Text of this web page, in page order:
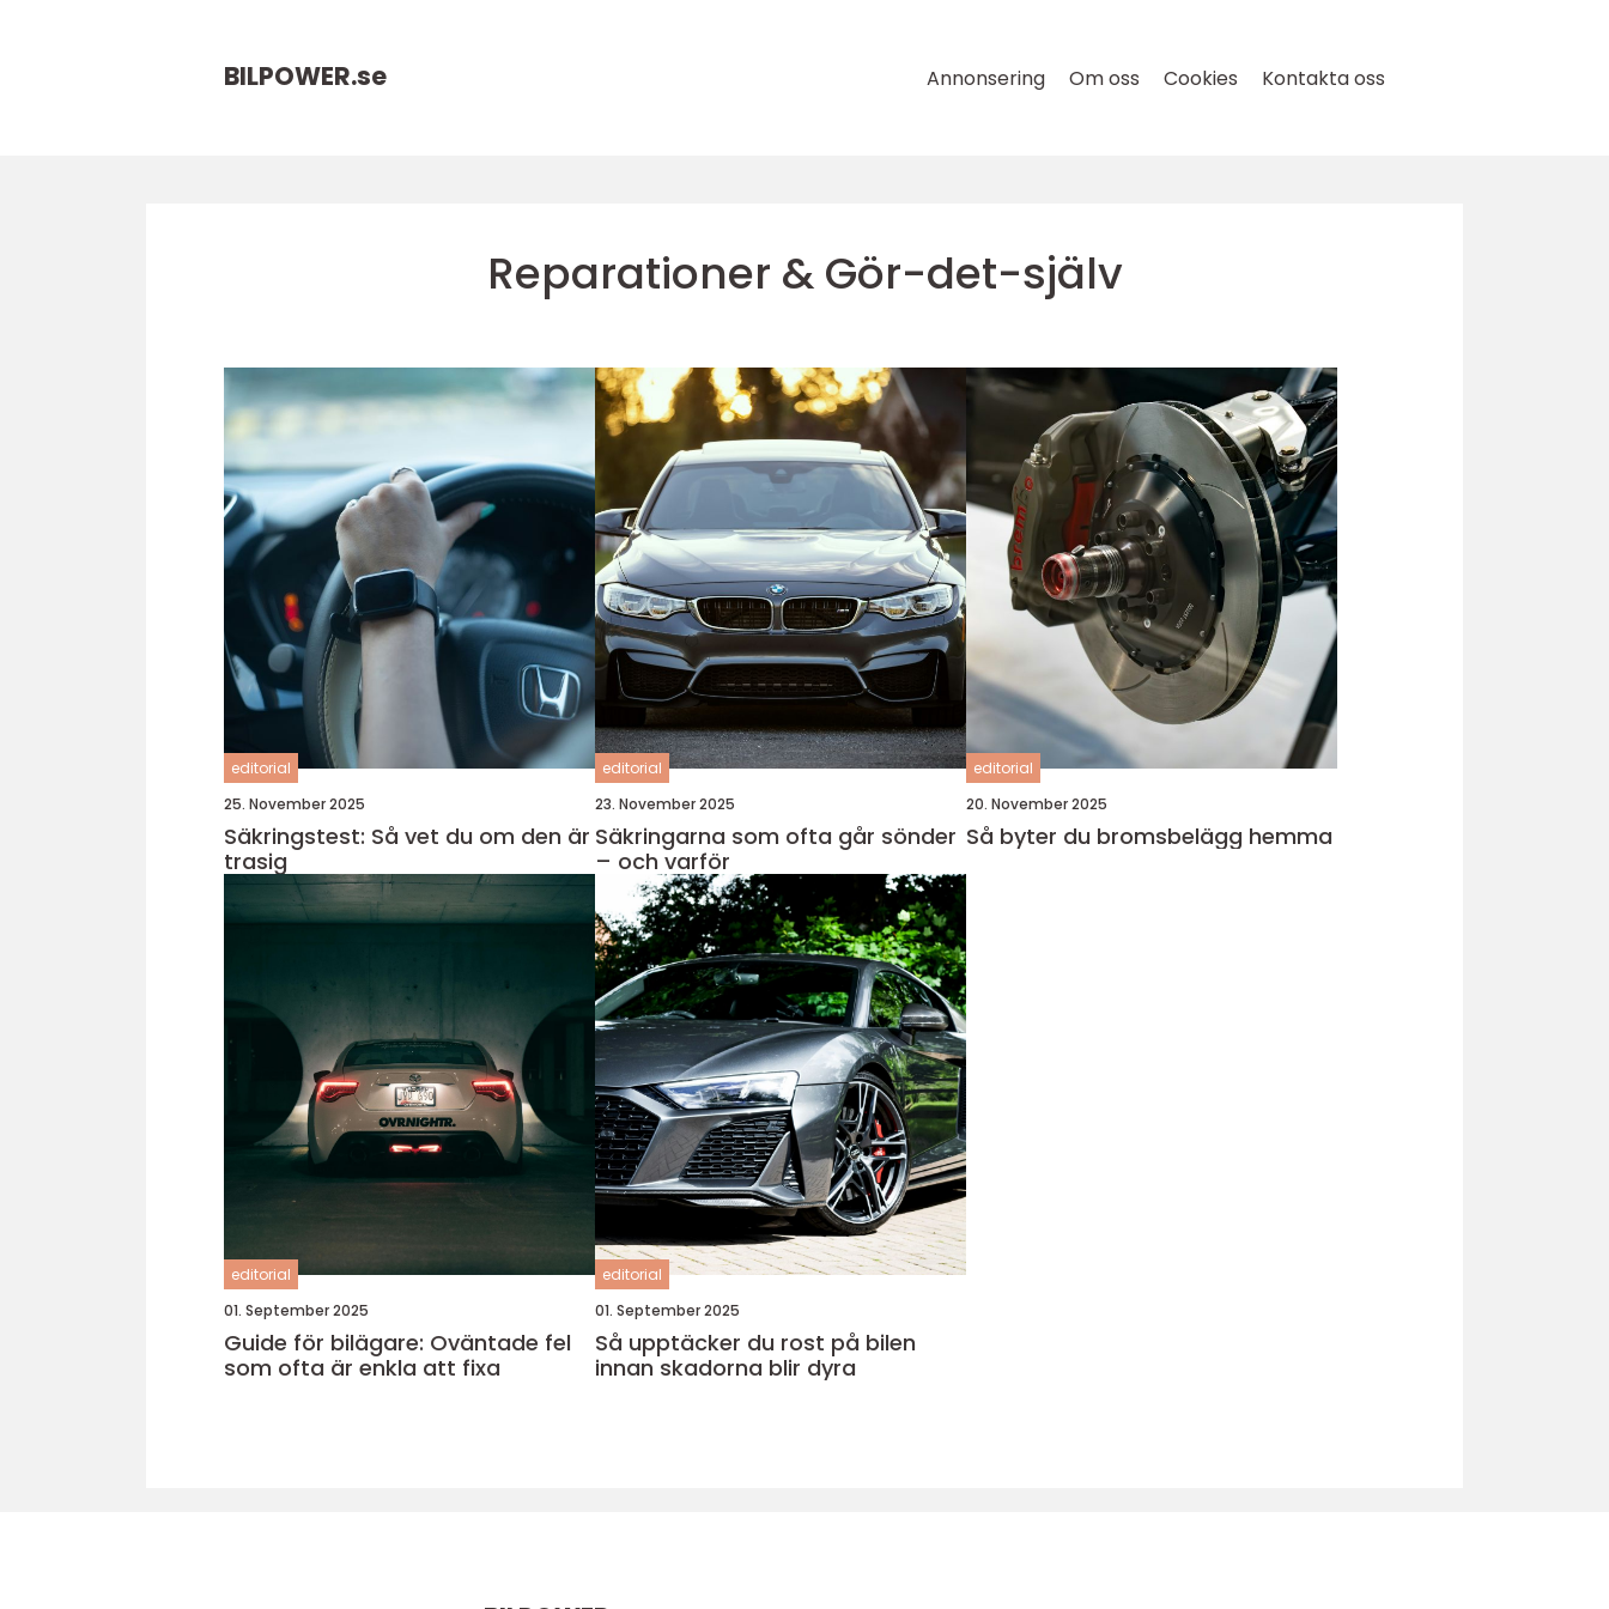
BILPOWER.se Annonsering Om oss Cookies Kontakta oss
Reparationer & Gör-det-själv
editorial
25. November 2025
Säkringstest: Så vet du om den är
trasig
editorial
23. November 2025
Säkringarna som ofta går sönder
– och varför
editorial
20. November 2025
Så byter du bromsbelägg hemma
editorial
01. September 2025
Guide för bilägare: Oväntade fel
som ofta är enkla att fixa
editorial
01. September 2025
Så upptäcker du rost på bilen
innan skadorna blir dyra